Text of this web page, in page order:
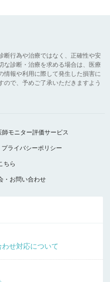
断行為や治療ではなく、正確性や安
な診断・治療を求める場合は、医療
情報や利用に際して発生した損害に
で、予めご了承いただきますよう
師モニター評価サービス
プライバシーポリシー
ちら
・お問い合わせ
せ対応について